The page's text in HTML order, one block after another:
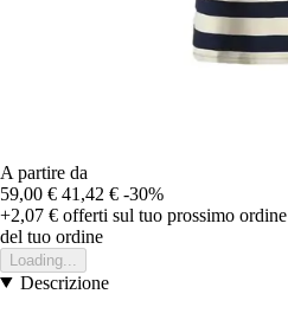
A partire da
59,00 € 41,42 € -30%
+2,07 € offerti sul tuo prossimo ordine
del tuo ordine
Loading...
Descrizione